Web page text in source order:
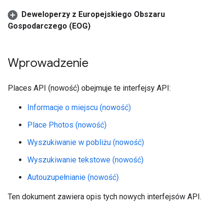
Deweloperzy z Europejskiego Obszaru
Gospodarczego (EOG)
Wprowadzenie
Places API (nowość) obejmuje te interfejsy API:
Informacje o miejscu (nowość)
Place Photos (nowość)
Wyszukiwanie w pobliżu (nowość)
Wyszukiwanie tekstowe (nowość)
Autouzupełnianie (nowość)
Ten dokument zawiera opis tych nowych interfejsów API.